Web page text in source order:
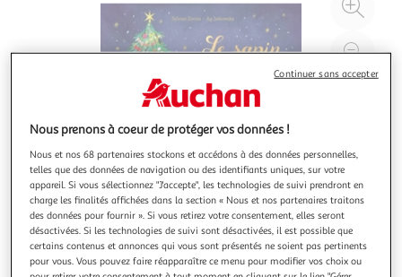
à
Nous prenons à coeur de protéger vos données !
Nous et nos 68 partenaires stockons et accédons à des données personnelles,
telles que des données de navigation ou des identifiants uniques, sur votre
appareil. Si vous sélectionnez "J'accepte", les technologies de suivi prendront en
charge les finalités affichées dans la section « Nous et nos partenaires traitons
des données pour fournir ». Si vous retirez votre consentement, elles seront
désactivées. Si les technologies de suivi sont désactivées, il est possible que
certains contenus et annonces qui vous sont présentés ne soient pas pertinents
pour vous. Vous pouvez faire réapparaître ce menu pour modifier vos choix ou
Continuer sans accepter